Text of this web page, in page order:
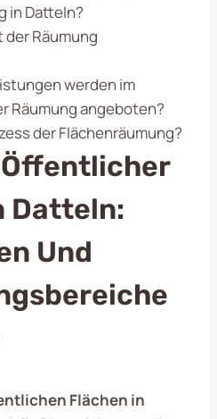
in Datteln?
der Räumung
werden im
Räumung angeboten?
der Flächenräumung?
Datteln:
Und
Flächen in